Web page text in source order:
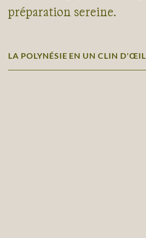
préparation sereine.
LA POLYNÉSIE EN UN CLIN D'ŒIL